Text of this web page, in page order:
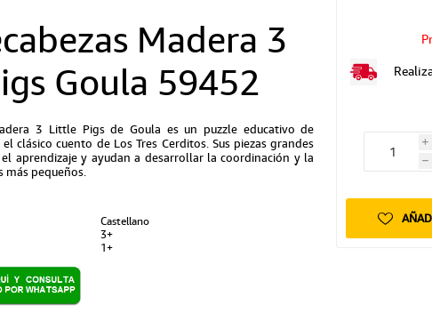
Madera 3
Goula 59452
3 Little Pigs de Goula es un puzzle educativo de
clásico cuento de Los Tres Cerditos. Sus piezas grandes
aprendizaje y ayudan a desarrollar la coordinación y la
pequeños.
Castellano
3+
1+
i
h